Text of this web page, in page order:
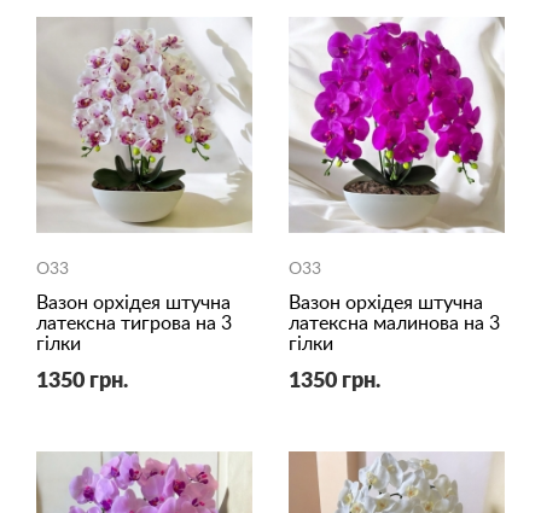
O33
Вазон орхідея штучна
латексна тигрова на 3
гілки
1350 грн.
O33
Вазон орхідея штучна
латексна малинова на 3
гілки
1350 грн.